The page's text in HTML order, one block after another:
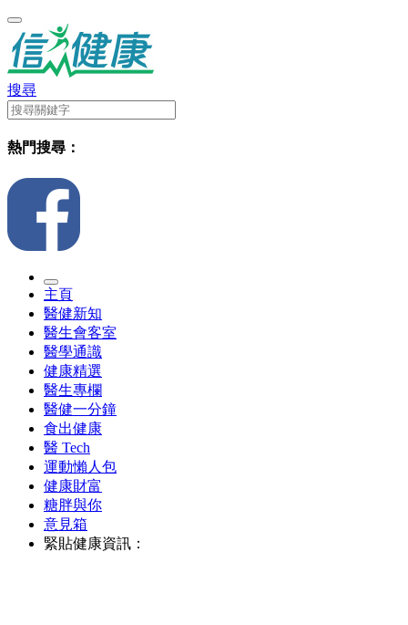
搜尋
熱門搜尋：
主頁
醫健新知
醫生會客室
醫學通識
健康精選
醫生專欄
醫健一分鐘
食出健康
醫 Tech
運動懶人包
健康財富
糖胖與你
意見箱
緊貼健康資訊：